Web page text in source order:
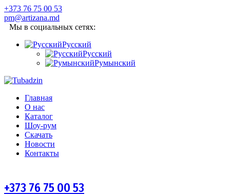
+373 76 75 00 53
pm@artizana.md
Мы в социальных сетях:
Русский
Русский
Румынский
Главная
О нас
Каталог
Шоу-рум
Скачать
Новости
Контакты
+373 76 75 00 53